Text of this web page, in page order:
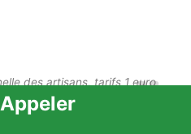
des artisans, tarifs 1 euro
Appeler